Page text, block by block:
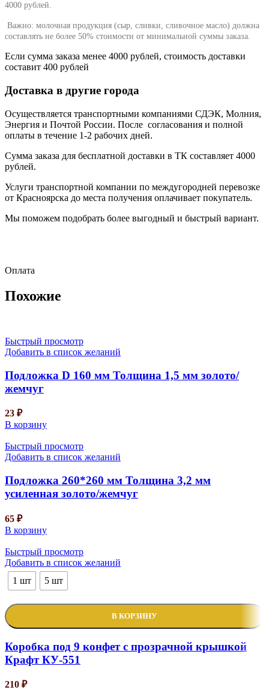
4000 рублей.
Важно: молочная продукция (сыр, сливки, сливочное масло) должна
составлять не более 50% стоимости от минимальной суммы заказа.
Если сумма заказа менее 4000 рублей, стоимость доставки
составит 400 рублей
Доставка в другие города
Осуществляется транспортными компаниями СДЭК, Молния,
Энергия и Почтой России. После согласования и полной
оплаты в течение 1-2 рабочих дней.
Сумма заказа для бесплатной доставки в ТК составляет 4000
рублей.
Услуги транспортной компании по междугородней перевозке
от Красноярска до места получения оплачивает покупатель.
Мы поможем подобрать более выгодный и быстрый вариант.
Оплата
Похожие
Быстрый просмотр
Добавить в список желаний
Подложка D 160 мм Толщина 1,5 мм золото/
жемчуг
23 ₽
В корзину
Быстрый просмотр
Добавить в список желаний
Подложка 260*260 мм Толщина 3,2 мм
усиленная золото/жемчуг
65 ₽
В корзину
Быстрый просмотр
Добавить в список желаний
1 шт
5 шт
В КОРЗИНУ
Коробка под 9 конфет с прозрачной крышкой
Крафт КУ-551
210 ₽